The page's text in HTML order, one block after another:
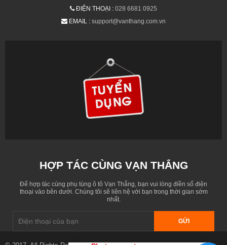
ĐIỆN THOẠI : 028 6681 0925
EMAIL : support@vanthang.com.vn
HỢP TÁC CÙNG VẠN THẮNG
Để hợp tác cùng phụ tùng ô tô Vạn Thắng, bạn vui lòng điền số điện
thoại vào bên dưới. Chúng tôi sẽ liên hệ với bạn trong thời gian sớm
nhất.
GỬI